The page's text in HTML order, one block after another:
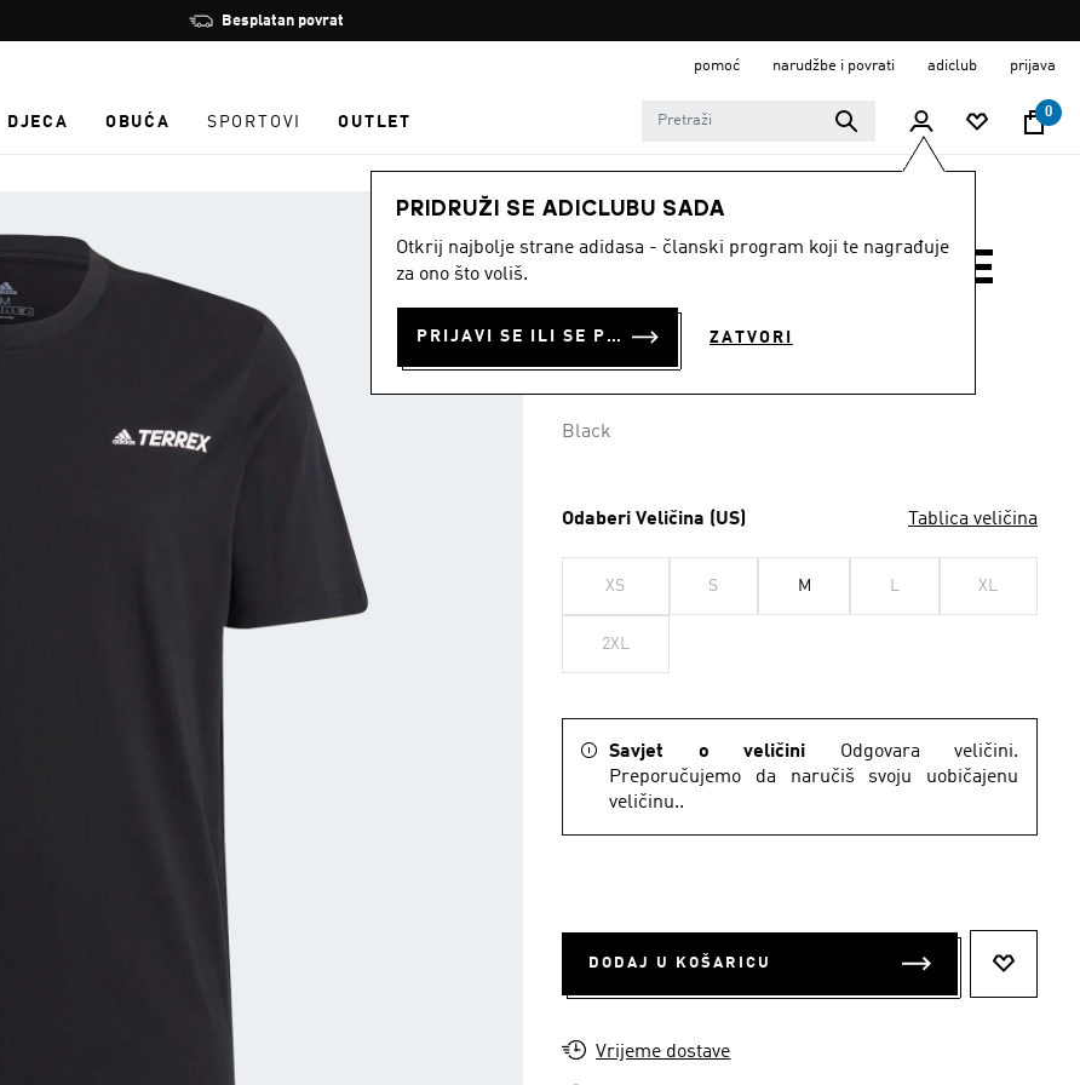
Zaustavi
rotaciju
Učlani se i ostvari 10 % popusta
pomoć narudžbe i povrati adiclub prijava
DJECA OBUĆA SPORTOVI OUTLET
0
PRIDRUŽI SE ADICLUBU SADA
Otkrij najbolje strane adidasa - članski program koji te nagrađuje
za ono što voliš.
PRIJAVI SE ILI SE PRIDRUŽI SADA ZATVORI
MUŠKARCI Odjeća
TX MOUN GFX TEE
€ 17.50
€ 15.75 Posljednja najniža cijena
Cijena umanjena od
za
Black
Odaberi Veličina (US) Tablica veličina
XS S M L XL
2XL
Savjet o veličini Odgovara veličini.
Preporučujemo da naručiš svoju uobičajenu
veličinu..
DODAJ U KOŠARICU
Vrijeme dostave